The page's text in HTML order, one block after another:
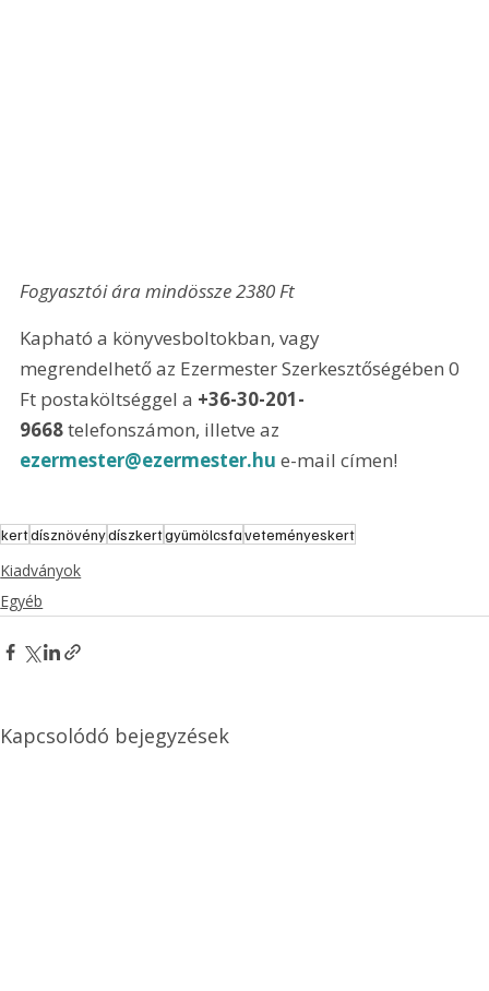
Fogyasztói ára mindössze 2380 Ft
Kapható a könyvesboltokban, vagy
megrendelhető az Ezermester Szerkesztőségében 0
Ft postaköltséggel a +36-30-201-
9668 telefonszámon, illetve az
ezermester@ezermester.hu e-mail címen!
kertdísznövénydíszkertgyümölcsfaveteményeskert
Kiadványok
Egyéb
Kapcsolódó bejegyzések